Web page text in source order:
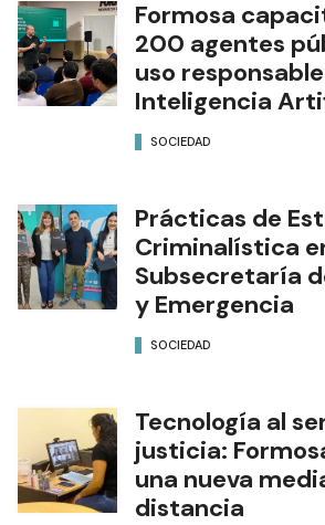
Formosa
200 agentes
uso
Inteligencia
SOCIEDAD
Prácticas de
Criminalística
Subsecretaría
y Emergencia
SOCIEDAD
Tecnología al
justicia:
una nueva
distancia